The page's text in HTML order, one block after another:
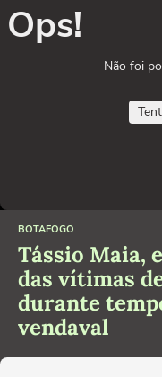
Ops!
Não foi
BOTAFOGO
Tássio Maia,
das vítimas
durante
vendaval